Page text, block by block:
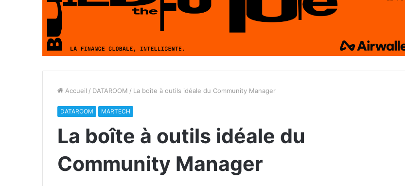
Accueil / DATAROOM / La boîte à outils idéale du Community Manager
DATAROOM MARTECH
La boîte à outils idéale du
Community Manager